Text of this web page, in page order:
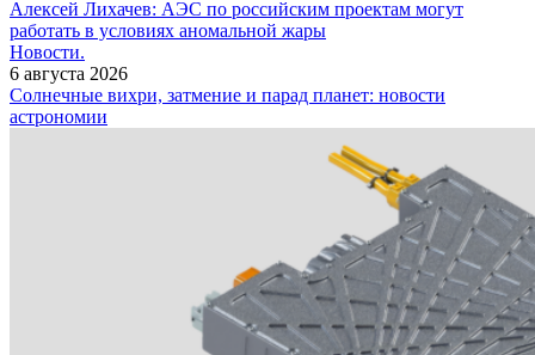
Алексей Лихачев: АЭС по российским проектам могут
работать в условиях аномальной жары
Новости.
6 августа 2026
Солнечные вихри, затмение и парад планет: новости
астрономии